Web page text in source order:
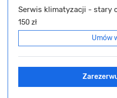
Serwis klimatyzacji - stary
150 zł
Umów